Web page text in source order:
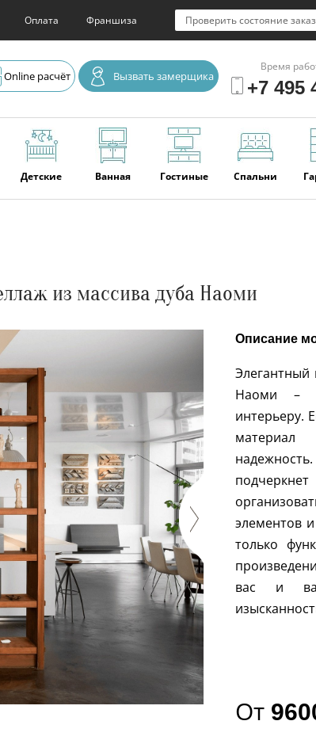
Оплата Франшиза Проверить состояние
Online расчёт Вызвать замерщика
Время
+7 495
Детские Ванная Гостиные Спальни
из массива дуба Наоми
Описание
Элегантный
Наоми –
интерьеру.
материал
элементов
только
вас и
От